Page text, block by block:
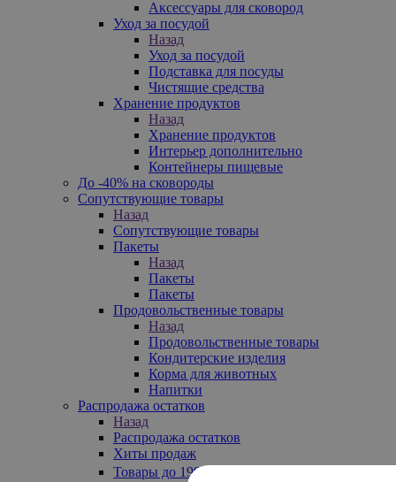
Аксессуары для сковород
Уход за посудой
Назад
Уход за посудой
Подставка для посуды
Чистящие средства
Хранение продуктов
Назад
Хранение продуктов
Интерьер дополнительно
Контейнеры пищевые
До -40% на сковороды
Сопутствующие товары
Назад
Сопутствующие товары
Пакеты
Назад
Пакеты
Пакеты
Продовольственные товары
Назад
Продовольственные товары
Кондитерские изделия
Корма для животных
Напитки
Распродажа остатков
Назад
Распродажа остатков
Хиты продаж
Товары до 199₽